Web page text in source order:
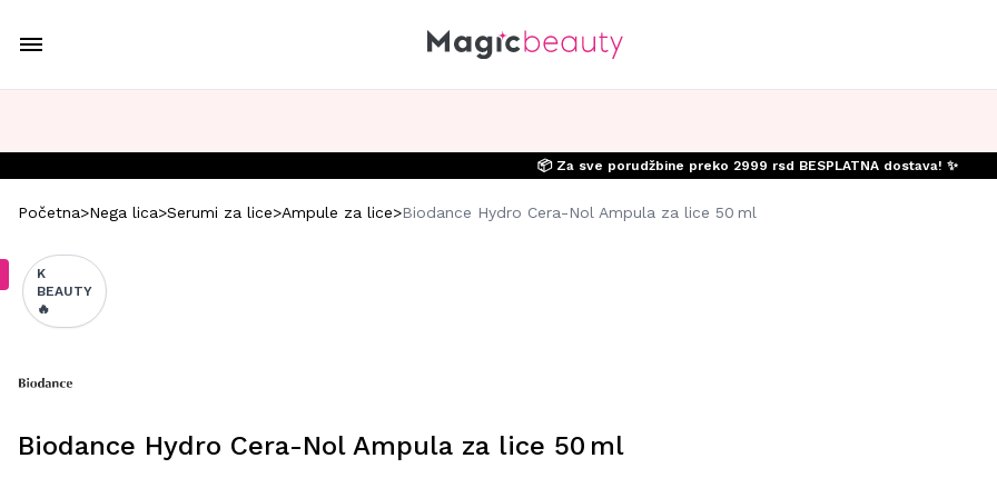
📦 Za sve porudžbine preko 2999 rsd BESPLATNA dostava! ✨
Početna>Nega lica>Serumi za lice>Ampule za lice>Biodance Hydro Cera-Nol Ampula za lice 50 ml
K
BEAUTY
🔥
Biodance Hydro Cera-Nol Ampula za lice 50 ml